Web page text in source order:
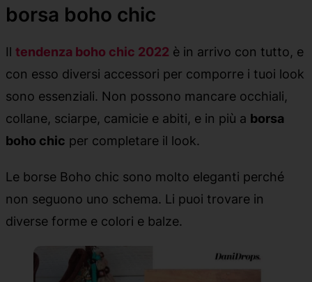
borsa boho chic
Il tendenza boho chic 2022 è in arrivo con tutto, e
con esso diversi accessori per comporre i tuoi look
sono essenziali. Non possono mancare occhiali,
collane, sciarpe, camicie e abiti, e in più a borsa
boho chic per completare il look.
Le borse Boho chic sono molto eleganti perché
non seguono uno schema. Li puoi trovare in
diverse forme e colori e balze.